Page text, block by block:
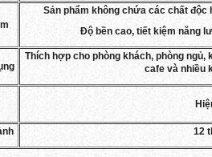
Sản phẩm không chứa các chất
Độ bền cao, tiết kiệm năng
Thích hợp cho phòng khách, phòng ngủ,
cafe và nhiều
12